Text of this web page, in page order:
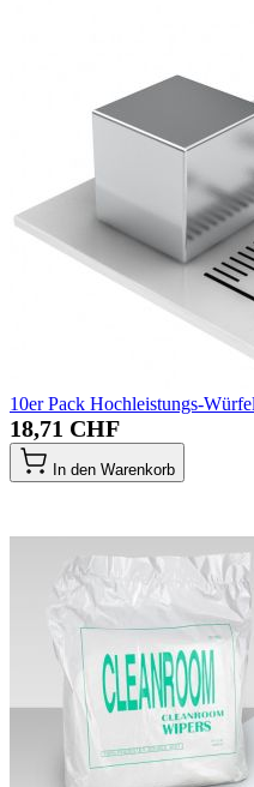
10er Pack Hochleistungs-
18,71 CHF
In den Warenkorb